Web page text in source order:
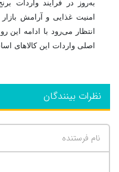
به‌روز در فرآیند واردات
امنیت غذایی و آرامش
انتظار می‌رود با ادامه
اصلی واردات این کالاهای
نظرات بینندگان